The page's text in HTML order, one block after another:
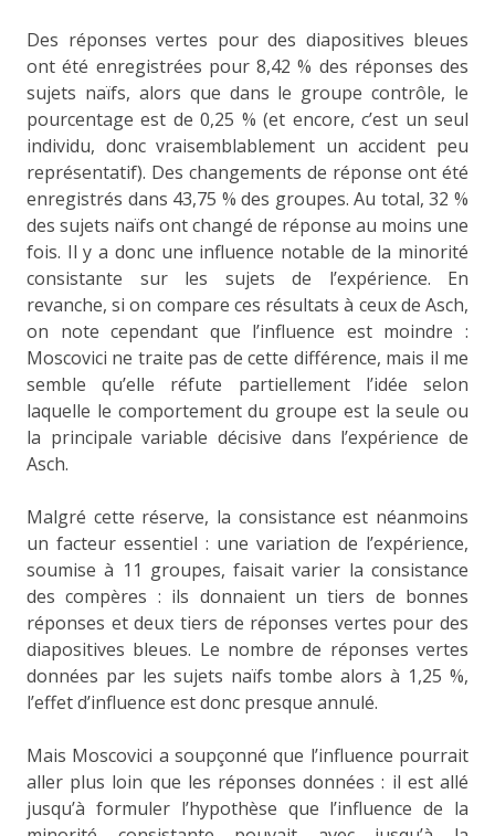
Des réponses vertes pour des diapositives bleues
ont été enregistrées pour 8,42 % des réponses des
sujets naïfs, alors que dans le groupe contrôle, le
pourcentage est de 0,25 % (et encore, c’est un seul
individu, donc vraisemblablement un accident peu
représentatif). Des changements de réponse ont été
enregistrés dans 43,75 % des groupes. Au total, 32 %
des sujets naïfs ont changé de réponse au moins une
fois. Il y a donc une influence notable de la minorité
consistante sur les sujets de l’expérience. En
revanche, si on compare ces résultats à ceux de Asch,
on note cependant que l’influence est moindre :
Moscovici ne traite pas de cette différence, mais il me
semble qu’elle réfute partiellement l’idée selon
laquelle le comportement du groupe est la seule ou
la principale variable décisive dans l’expérience de
Asch.
Malgré cette réserve, la consistance est néanmoins
un facteur essentiel : une variation de l’expérience,
soumise à 11 groupes, faisait varier la consistance
des compères : ils donnaient un tiers de bonnes
réponses et deux tiers de réponses vertes pour des
diapositives bleues. Le nombre de réponses vertes
données par les sujets naïfs tombe alors à 1,25 %,
l’effet d’influence est donc presque annulé.
Mais Moscovici a soupçonné que l’influence pourrait
aller plus loin que les réponses données : il est allé
jusqu’à formuler l’hypothèse que l’influence de la